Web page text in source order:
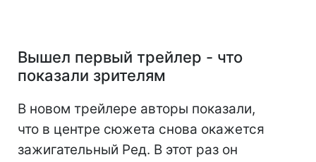
Вышел первый трейлер - что
показали зрителям
В новом трейлере авторы показали,
что в центре сюжета снова окажется
зажигательный Ред. В этот раз он